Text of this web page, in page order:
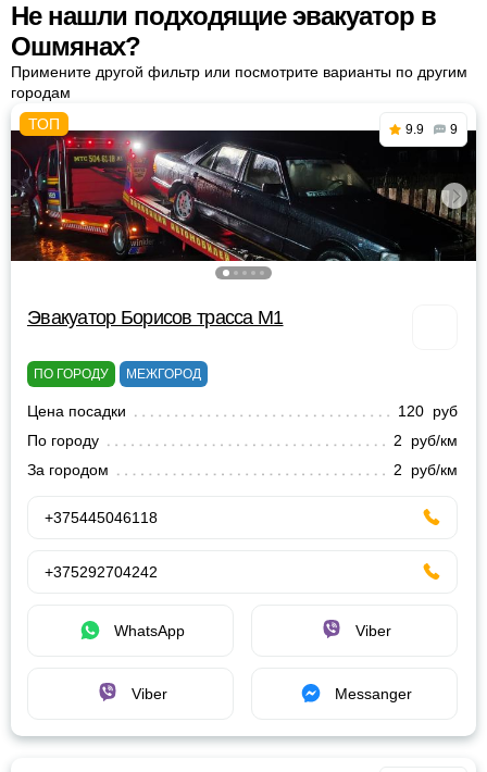
Не нашли подходящие эвакуатор в
Ошмянах?
Примените другой фильтр или посмотрите варианты по другим
городам
9.9 9
Эвакуатор Борисов трасса М1
ПО ГОРОДУ МЕЖГОРОД
Цена посадки
120 руб
По городу
2 руб/км
За городом
2 руб/км
+375445046118
+375292704242
WhatsApp Viber
Viber Messanger